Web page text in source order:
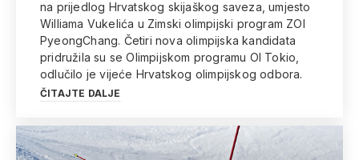
na prijedlog Hrvatskog skijaškog saveza, umjesto
Williama Vukelića u Zimski olimpijski program ZOI
PyeongChang. Četiri nova olimpijska kandidata
pridružila su se Olimpijskom programu OI Tokio,
odlučilo je vijeće Hrvatskog olimpijskog odbora.
ČITAJTE DALJE